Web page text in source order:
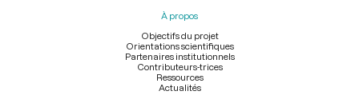
À propos
Objectifs du projet
Orientations scientifiques
Partenaires institutionnels
Contributeurs-trices
Ressources
Actualités